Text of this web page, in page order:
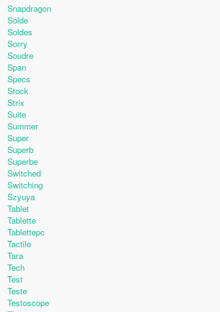
Snapdragon
Solde
Soldes
Sorry
Soudre
Span
Specs
Stock
Strix
Suite
Summer
Super
Superb
Superbe
Switched
Switching
Szyuya
Tablet
Tablette
Tablettepc
Tactile
Tara
Tech
Test
Teste
Testoscope